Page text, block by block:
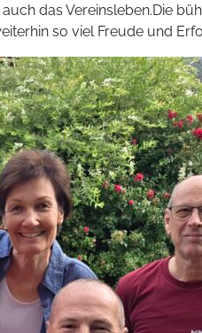
das Vereinsleben.Die
so viel Freude und